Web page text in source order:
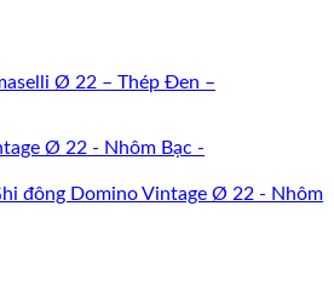
Ø 22 – Thép Đen –